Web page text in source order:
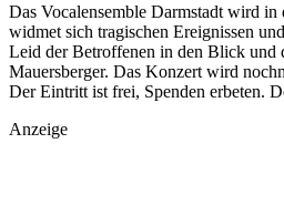
Das Vocalensemble Darmstadt wird
widmet sich tragischen Ereignissen
Leid der Betroffenen in den Blick und
Mauersberger. Das Konzert wird
Der Eintritt ist frei, Spenden erbeten.
Anzeige